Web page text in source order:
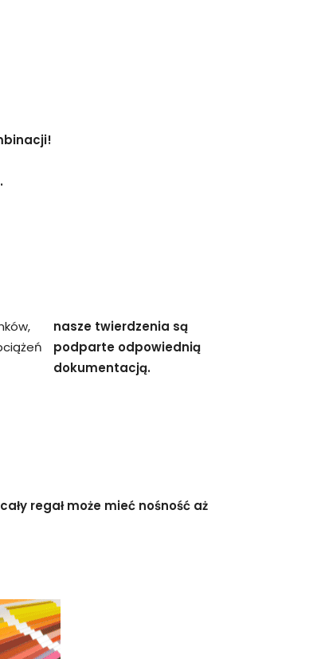
nasze twierdzenia są
podparte odpowiednią
dokumentacją.
regał może mieć nośność aż